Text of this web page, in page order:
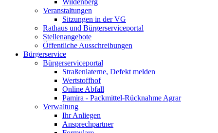
Wildenberg
Veranstaltungen
Sitzungen in der VG
Rathaus und Bürgerserviceportal
Stellenangebote
Öffentliche Ausschreibungen
Bürgerservice
Bürgerserviceportal
Straßenlaterne, Defekt melden
Wertstoffhof
Online Abfall
Pamira - Packmittel-Rücknahme Agrar
Verwaltung
Ihr Anliegen
Ansprechpartner